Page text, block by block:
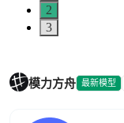
2
3
模力方舟 最新模型